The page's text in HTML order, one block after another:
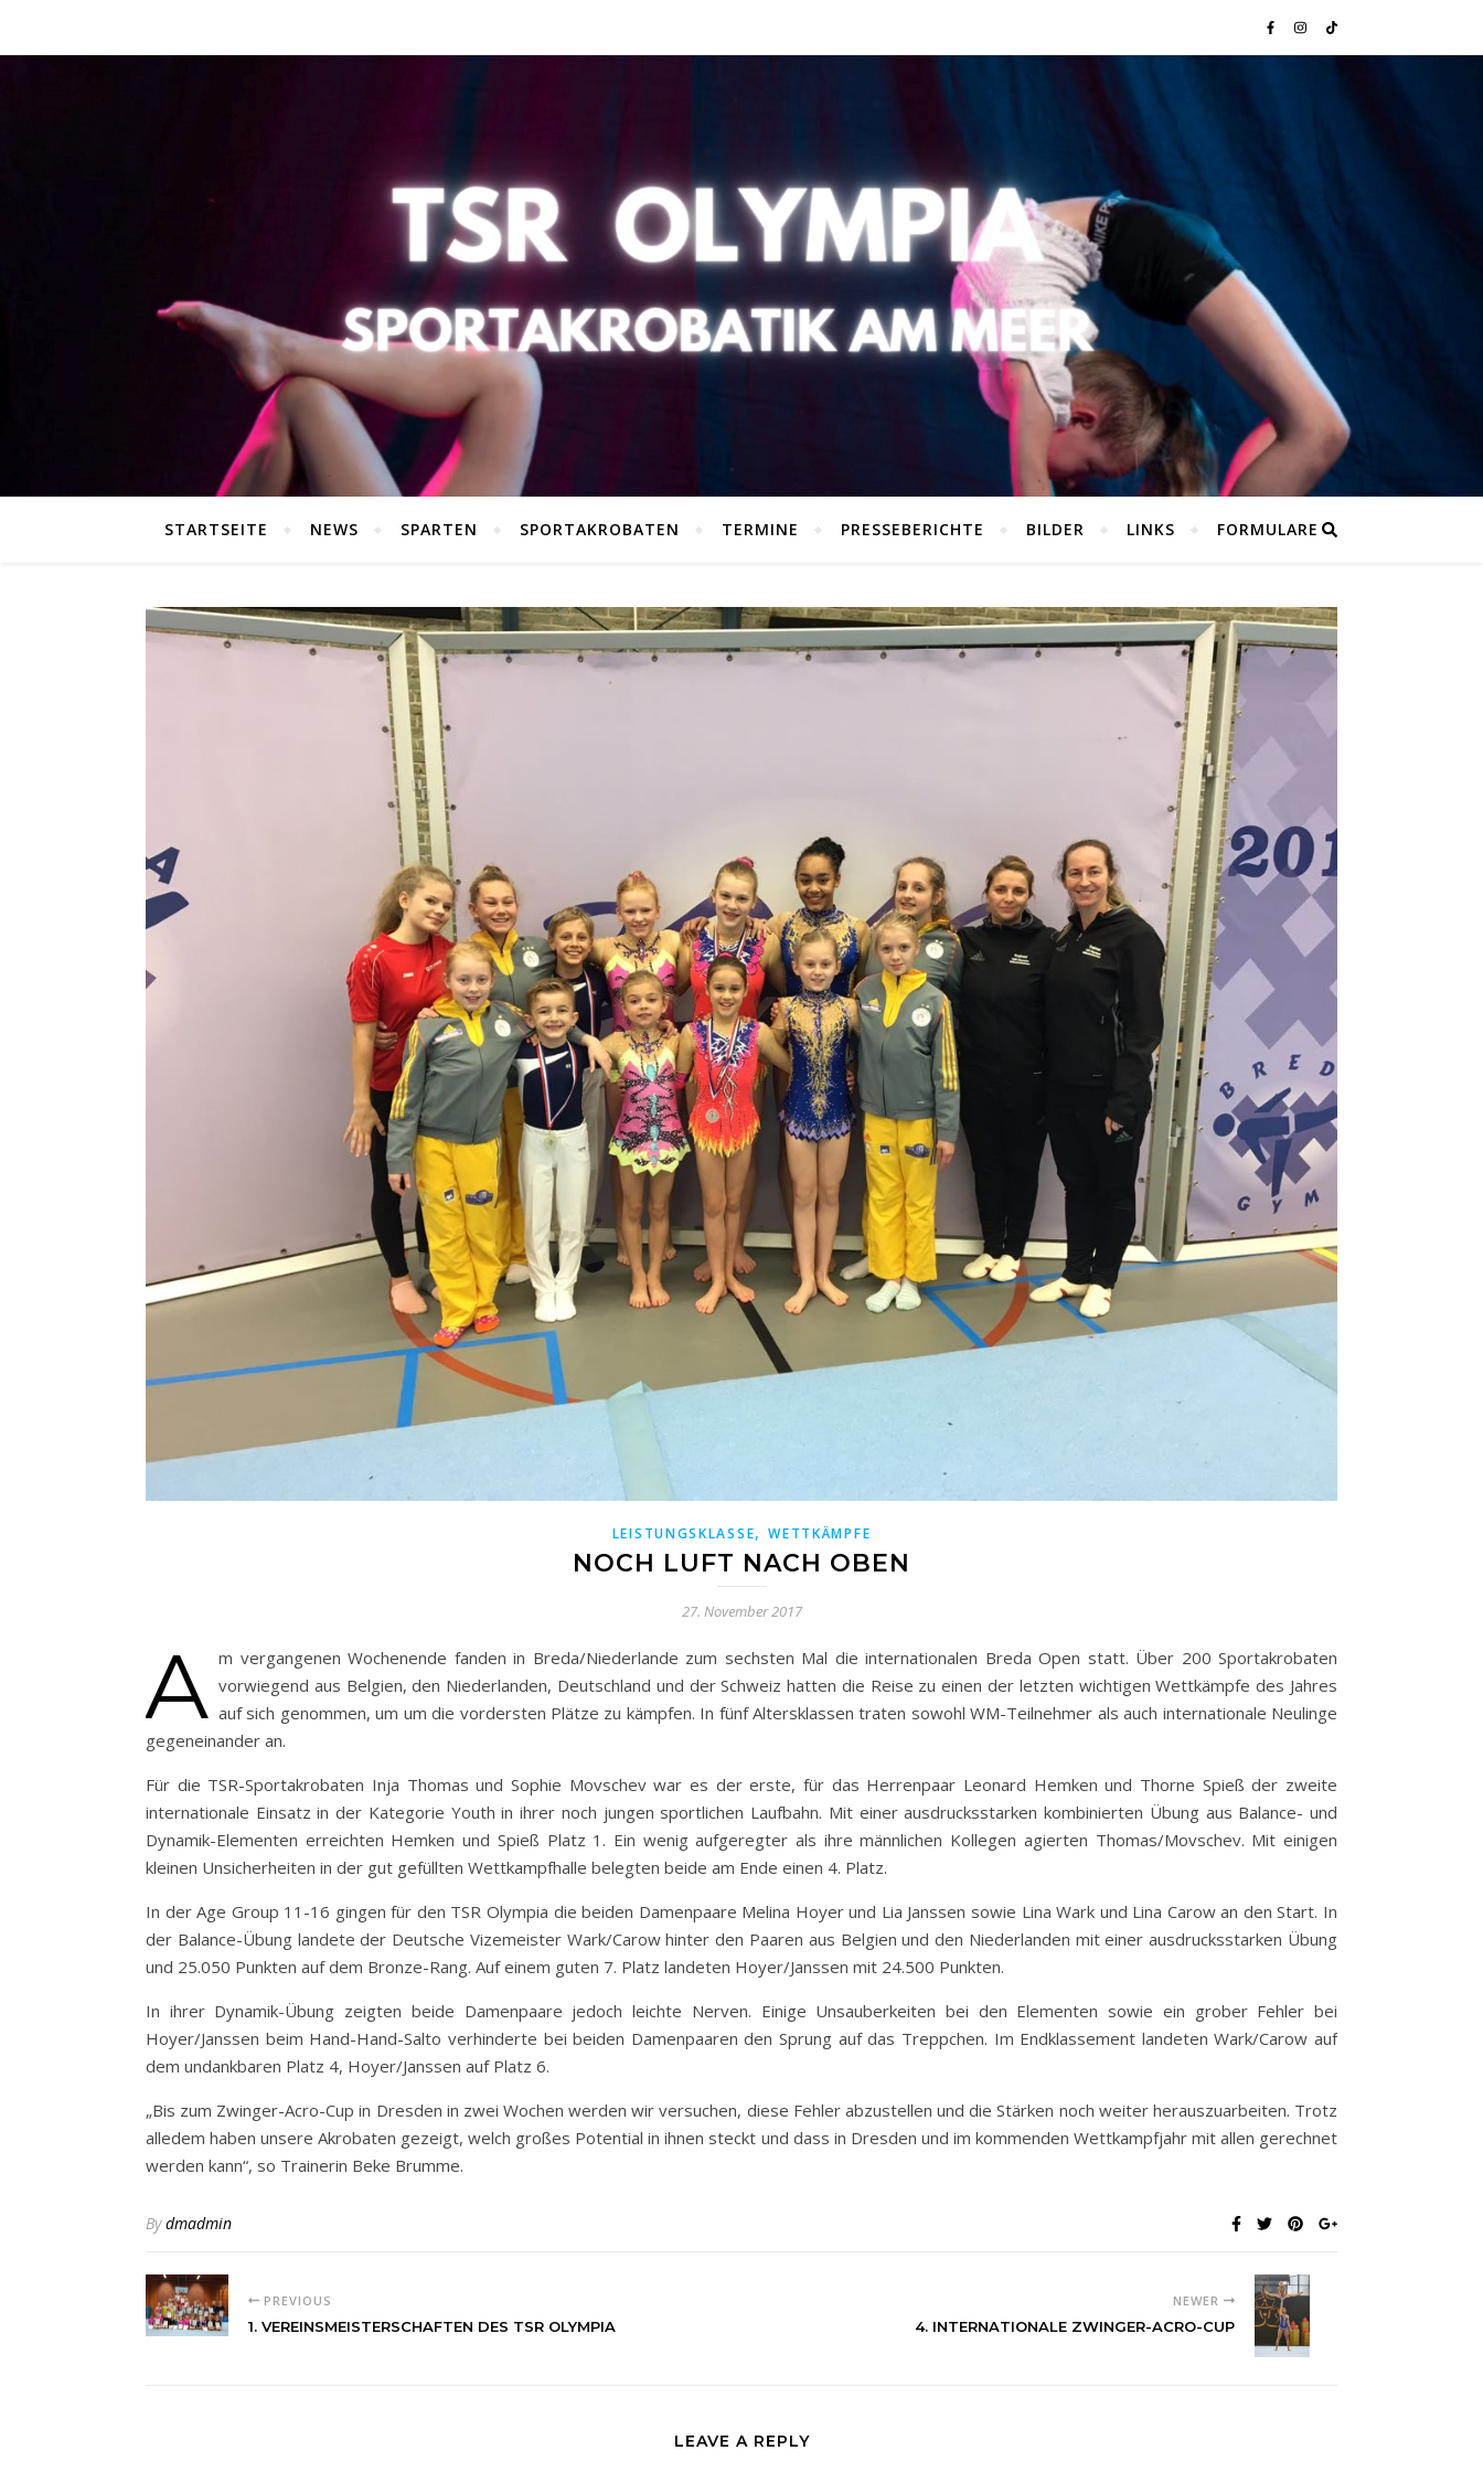
STARTSEITE NEWS SPARTEN SPORTAKROBATEN TERMINE PRESSEBERICHTE BILDER LINKS FORMULARE
LEISTUNGSKLASSE,WETTKÄMPFE
NOCH LUFT NACH OBEN
27. November 2017
A m vergangenen Wochenende fanden in Breda/Niederlande zum sechsten Mal die internationalen Breda Open statt. Über 200 Sportakrobaten
vorwiegend aus Belgien, den Niederlanden, Deutschland und der Schweiz hatten die Reise zu einen der letzten wichtigen Wettkämpfe des Jahres
auf sich genommen, um um die vordersten Plätze zu kämpfen. In fünf Altersklassen traten sowohl WM-Teilnehmer als auch internationale Neulinge
gegeneinander an.
Für die TSR-Sportakrobaten Inja Thomas und Sophie Movschev war es der erste, für das Herrenpaar Leonard Hemken und Thorne Spieß der zweite
internationale Einsatz in der Kategorie Youth in ihrer noch jungen sportlichen Laufbahn. Mit einer ausdrucksstarken kombinierten Übung aus Balance- und
Dynamik-Elementen erreichten Hemken und Spieß Platz 1. Ein wenig aufgeregter als ihre männlichen Kollegen agierten Thomas/Movschev. Mit einigen
kleinen Unsicherheiten in der gut gefüllten Wettkampfhalle belegten beide am Ende einen 4. Platz.
In der Age Group 11-16 gingen für den TSR Olympia die beiden Damenpaare Melina Hoyer und Lia Janssen sowie Lina Wark und Lina Carow an den Start. In
der Balance-Übung landete der Deutsche Vizemeister Wark/Carow hinter den Paaren aus Belgien und den Niederlanden mit einer ausdrucksstarken Übung
und 25.050 Punkten auf dem Bronze-Rang. Auf einem guten 7. Platz landeten Hoyer/Janssen mit 24.500 Punkten.
In ihrer Dynamik-Übung zeigten beide Damenpaare jedoch leichte Nerven. Einige Unsauberkeiten bei den Elementen sowie ein grober Fehler bei
Hoyer/Janssen beim Hand-Hand-Salto verhinderte bei beiden Damenpaaren den Sprung auf das Treppchen. Im Endklassement landeten Wark/Carow auf
dem undankbaren Platz 4, Hoyer/Janssen auf Platz 6.
„Bis zum Zwinger-Acro-Cup in Dresden in zwei Wochen werden wir versuchen, diese Fehler abzustellen und die Stärken noch weiter herauszuarbeiten. Trotz
alledem haben unsere Akrobaten gezeigt, welch großes Potential in ihnen steckt und dass in Dresden und im kommenden Wettkampfjahr mit allen gerechnet
werden kann“, so Trainerin Beke Brumme.
Bydmadmin
PREVIOUS
1. VEREINSMEISTERSCHAFTEN DES TSR OLYMPIA
NEWER
4. INTERNATIONALE ZWINGER-ACRO-CUP
LEAVE A REPLY